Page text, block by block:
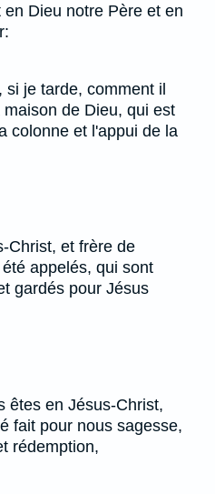
Dieu notre Père et en
je tarde, comment il
de Dieu, qui est
colonne et l'appui de la
Christ, et frère de
appelés, qui sont
gardés pour Jésus
êtes en Jésus-Christ,
fait pour nous sagesse,
rédemption,